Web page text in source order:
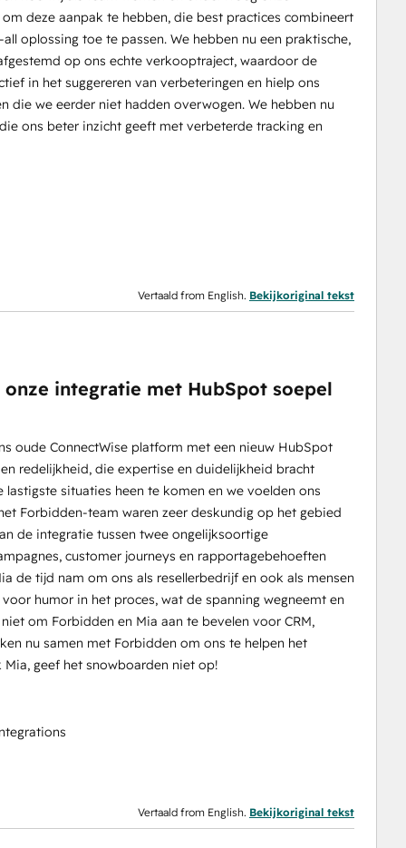
deze aanpak te hebben, die best practices combineert
oplossing toe te passen. We hebben nu een praktische,
op ons echte verkooptraject, waardoor de
in het suggereren van verbeteringen en hielp ons
we eerder niet hadden overwogen. We hebben nu
ons beter inzicht geeft met verbeterde tracking en
Vertaald from English. Bekijkoriginal tekst
integratie met HubSpot soepel
oude ConnectWise platform met een nieuw HubSpot
redelijkheid, die expertise en duidelijkheid bracht
situaties heen te komen en we voelden ons
Forbidden-team waren zeer deskundig op het gebied
de integratie tussen twee ongelijksoortige
customer journeys en rapportagebehoeften
de tijd nam om ons als resellerbedrijf en ook als mensen
humor in het proces, wat de spanning wegneemt en
om Forbidden en Mia aan te bevelen voor CRM,
nu samen met Forbidden om ons te helpen het
geef het snowboarden niet op!
Vertaald from English. Bekijkoriginal tekst